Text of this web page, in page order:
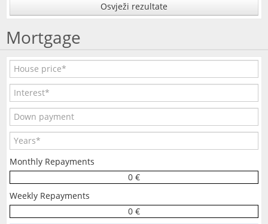
Osvježi rezultate
Mortgage
Monthly Repayments
0 €
Weekly Repayments
0 €